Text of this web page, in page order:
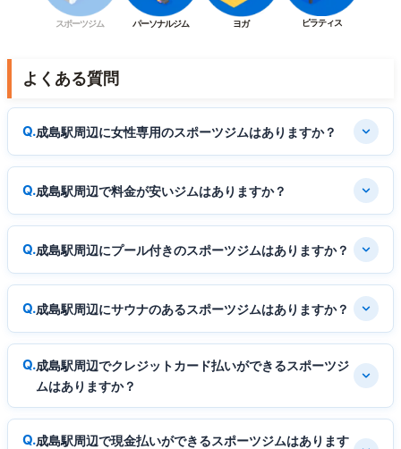
スポーツジム パーソナルジム ヨガ ピラティス
よくある質問
成島駅周辺に女性専用のスポーツジムはありますか？
成島駅周辺で料金が安いジムはありますか？
成島駅周辺にプール付きのスポーツジムはありますか？
成島駅周辺にサウナのあるスポーツジムはありますか？
成島駅周辺でクレジットカード払いができるスポーツジ
ムはありますか？
成島駅周辺で現金払いができるスポーツジムはあります